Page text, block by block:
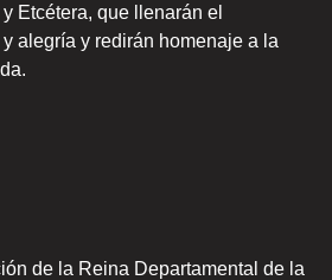
Etcétera, que llenarán el
alegría y redirán homenaje a la
de la Reina Departamental de la